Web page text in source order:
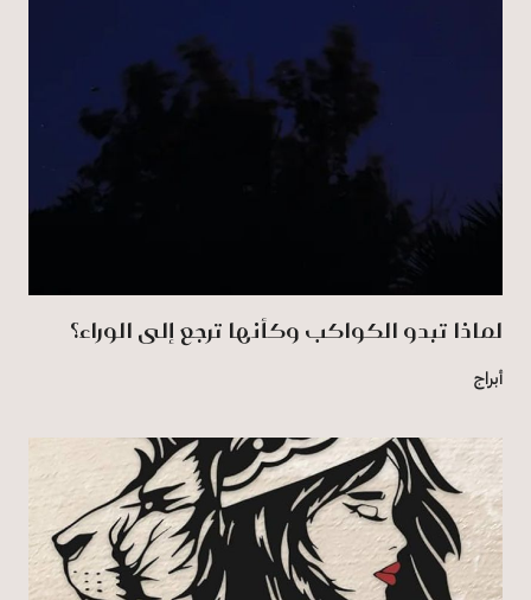
لماذا تبدو الكواكب وكأنها ترجع إلى الوراء؟
أبراج